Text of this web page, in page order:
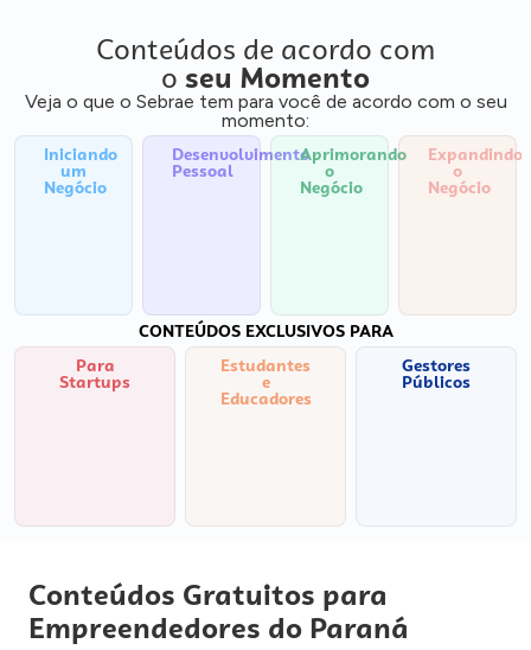
Conteúdos de acordo com
o seu Momento
Veja o que o Sebrae tem para você de acordo com o seu
momento:
Iniciando
um
Negócio
Desenvolvimento
Pessoal
Aprimorando
o
Negócio
Expandindo
o
Negócio
CONTEÚDOS EXCLUSIVOS PARA
Para
Startups
Estudantes
e
Educadores
Gestores
Públicos
Conteúdos Gratuitos para
Empreendedores do Paraná